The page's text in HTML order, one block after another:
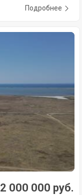
Подробнее
2 000 000 руб.